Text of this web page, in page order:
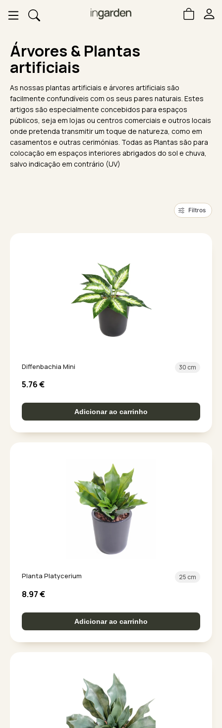
Árvores & Plantas
artificiais
As nossas plantas artificiais e árvores artificiais são
facilmente confundíveis com os seus pares naturais. Estes
artigos são especialmente concebidos para espaços
públicos, seja em lojas ou centros comerciais e outros locais
onde pretenda transmitir um toque de natureza, como em
casamentos e outras cerimónias. Todas as Plantas são para
colocação em espaços interiores abrigados do sol e chuva,
salvo indicação em contrário (UV)
Filtros
Diffenbachia Mini 30 cm
5.76€
Adicionar ao carrinho
Planta Platycerium 25 cm
8.97€
Adicionar ao carrinho